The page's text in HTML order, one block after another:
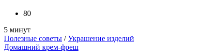
80
5 минут
Полезные советы /Украшение изделий
Домашний крем-фреш